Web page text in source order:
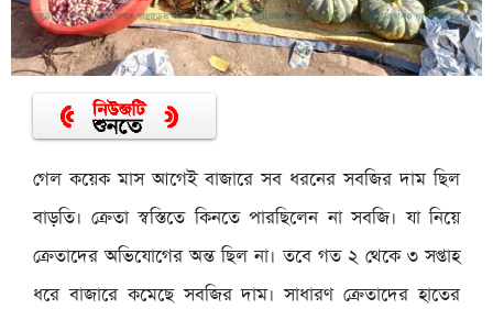
গেল কয়েক মাস আগেই বাজারে সব ধরনের সবজির দাম ছিল
বাড়তি। ক্রেতা স্বস্তিতে কিনতে পারছিলেন না সবজি। যা নিয়ে
ক্রেতাদের অভিযোগের অন্ত ছিল না। তবে গত ২ থেকে ৩ সপ্তাহ
ধরে বাজারে কমেছে সবজির দাম। সাধারণ ক্রেতাদের হাতের